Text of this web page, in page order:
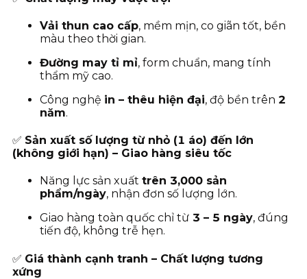
Vải thun cao cấp, mềm mịn, co giãn tốt, bền
màu theo thời gian.
Đường may tỉ mỉ, form chuẩn, mang tính
thẩm mỹ cao.
Công nghệ in – thêu hiện đại, độ bền trên 2
năm.
✅ Sản xuất số lượng từ nhỏ (1 áo) đến lớn
(không giới hạn) – Giao hàng siêu tốc
Năng lực sản xuất trên 3,000 sản
phẩm/ngày, nhận đơn số lượng lớn.
Giao hàng toàn quốc chỉ từ 3 – 5 ngày, đúng
tiến độ, không trễ hẹn.
✅ Giá thành cạnh tranh – Chất lượng tương
xứng